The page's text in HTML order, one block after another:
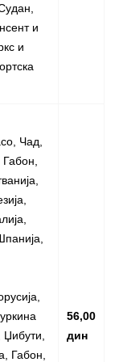
и
и
Чад,
Габон,
56,00
дин